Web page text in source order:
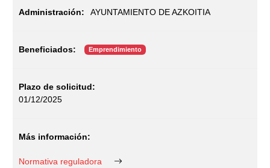
AYUNTAMIENTO DE AZKOITIA
Emprendimiento
01/12/2025
Normativa reguladora